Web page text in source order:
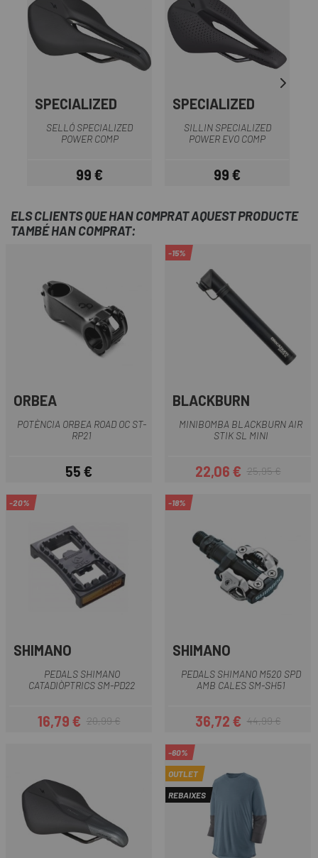
SPECIALIZED
SELLÓ SPECIALIZED
POWER COMP
Preu
99 €
SPECIALIZED
SILLIN SPECIALIZED
POWER EVO COMP
Preu
99 €
ELS CLIENTS QUE HAN COMPRAT AQUEST PRODUCTE
TAMBÉ HAN COMPRAT:
ORBEA
POTÈNCIA ORBEA ROAD OC ST-
RP21
Preu
55 €
-15%
BLACKBURN
MINIBOMBA BLACKBURN AIR
STIK SL MINI
Preu
22,06 €Preu regular
25,95 €
-20%
SHIMANO
PEDALS SHIMANO
CATADIÒPTRICS SM-PD22
Preu
16,79 €Preu regular
20,99 €
-18%
SHIMANO
PEDALS SHIMANO M520 SPD
AMB CALES SM-SH51
Preu
36,72 €Preu regular
44,99 €
-60%
OUTLET
REBAIXES